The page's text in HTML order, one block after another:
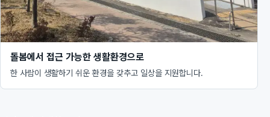
돌봄에서 접근 가능한 생활환경으로
한 사람이 생활하기 쉬운 환경을 갖추고 일상을 지원합니다.